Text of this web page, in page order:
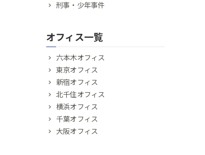
刑事・少年事件
オフィス一覧
六本木オフィス
東京オフィス
新宿オフィス
北千住オフィス
横浜オフィス
千葉オフィス
大阪オフィス